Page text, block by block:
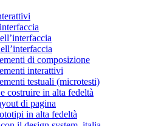
di composizione
interattivi
testuali (microtesti)
costruire in alta fedeltà
di pagina
in alta fedeltà